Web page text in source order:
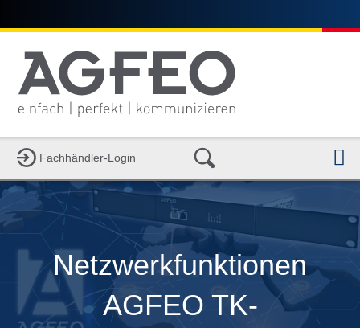
Fachhändler-Login
Netzwerkfunktionen
AGFEO TK-